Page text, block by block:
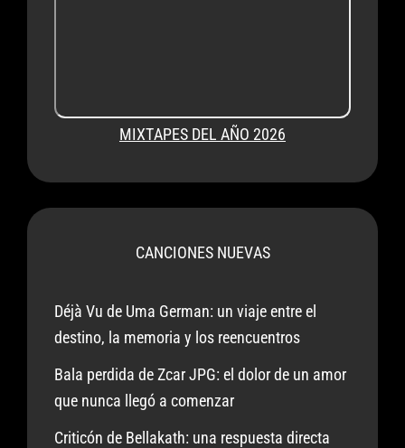
MIXTAPES DEL AÑO 2026
CANCIONES NUEVAS
Déjà Vu de Uma German: un viaje entre el
destino, la memoria y los reencuentros
Bala perdida de Zcar JPG: el dolor de un amor
que nunca llegó a comenzar
Criticón de Bellakath: una respuesta directa